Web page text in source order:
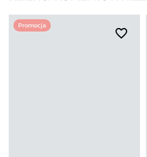
Promocja
favorite_border